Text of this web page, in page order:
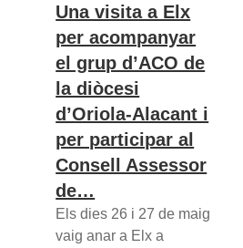
Una visita a Elx
per acompanyar
el grup d’ACO de
la diòcesi
d’Oriola-Alacant i
per participar al
Consell Assessor
de…
Els dies 26 i 27 de maig
vaig anar a Elx a